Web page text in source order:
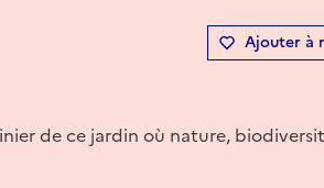
Ajouter à
de ce jardin où nature,